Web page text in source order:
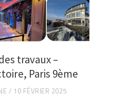
travaux –
Paris 9ème
10 FÉVRIER 2025